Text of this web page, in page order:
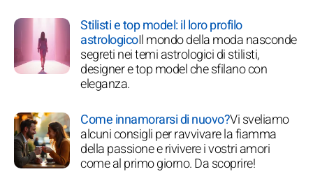
Stilisti e top model: il loro profilo
astrologicoIl mondo della moda nasconde
segreti nei temi astrologici di stilisti,
designer e top model che sfilano con
eleganza.
Come innamorarsi di nuovo?Vi sveliamo
alcuni consigli per ravvivare la fiamma
della passione e rivivere i vostri amori
come al primo giorno. Da scoprire!